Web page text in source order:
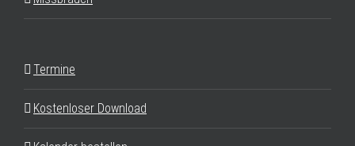
Termine
Kostenloser Download